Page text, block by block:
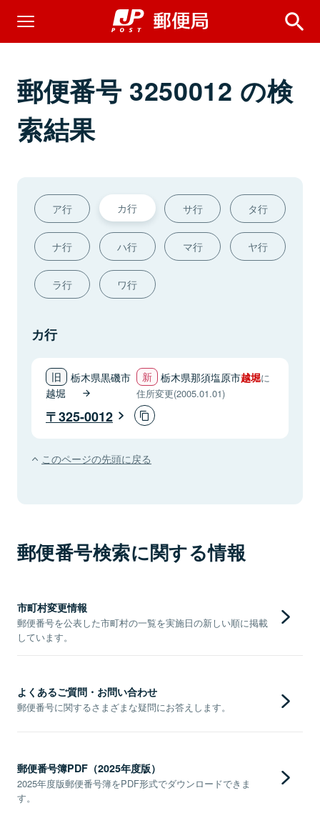
郵便番号 3250012 の検
索結果
ア行 カ行 サ行 タ行
ナ行 ハ行 マ行 ヤ行
ラ行 ワ行
カ行
栃木県黒磯市
越堀
栃木県那須塩原市越堀に
住所変更(2005.01.01)
325-0012
このページの先頭に戻る
郵便番号検索に関する情報
市町村変更情報
郵便番号を公表した市町村の一覧を実施日の新しい順に掲載
しています。
よくあるご質問・お問い合わせ
郵便番号に関するさまざまな疑問にお答えします。
郵便番号簿PDF（2025年度版）
2025年度版郵便番号簿をPDF形式でダウンロードできま
す。